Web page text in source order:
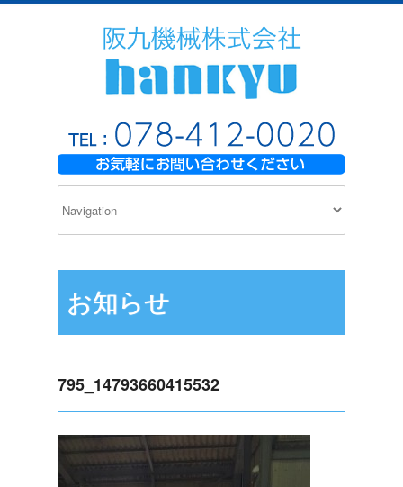
お知らせ
795_14793660415532